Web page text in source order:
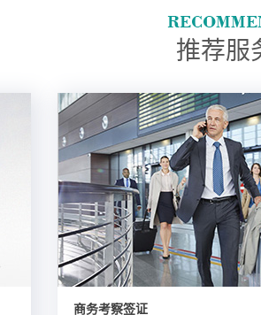
推荐服
商务考察签证